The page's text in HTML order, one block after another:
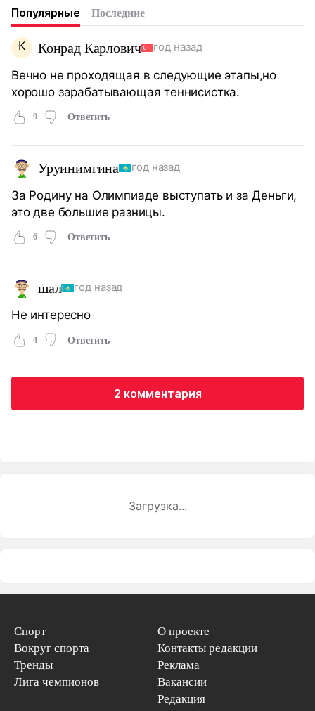
Популярные Последние
К Конрад Карлович год назад
Вечно не проходящая в следующие этапы,но
хорошо зарабатывающая теннисистка.
9 Ответить
Уруинимгина год назад
За Родину на Олимпиаде выступать и за Деньги,
это две большие разницы.
6 Ответить
шал год назад
Не интересно
4 Ответить
2 комментария
Загрузка...
Спорт
Вокруг спорта
Тренды
Лига чемпионов
О проекте
Контакты редакции
Реклама
Вакансии
Редакция